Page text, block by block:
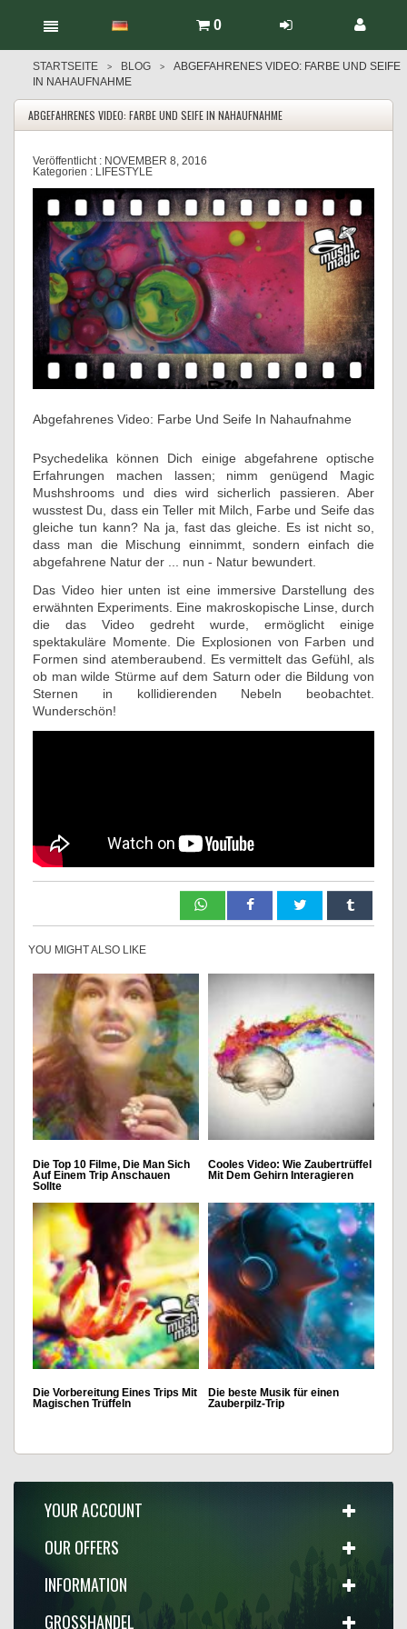
0
STARTSEITE > BLOG >
ABGEFAHRENES VIDEO: FARBE UND SEIFE
IN NAHAUFNAHME
ABGEFAHRENES VIDEO: FARBE UND SEIFE IN NAHAUFNAHME
Veröffentlicht : NOVEMBER 8, 2016
Kategorien : LIFESTYLE
Abgefahrenes Video: Farbe Und Seife In Nahaufnahme
Psychedelika können Dich einige abgefahrene optische
Erfahrungen machen lassen; nimm genügend Magic
Mushshrooms und dies wird sicherlich passieren. Aber
wusstest Du, dass ein Teller mit Milch, Farbe und Seife das
gleiche tun kann? Na ja, fast das gleiche. Es ist nicht so,
dass man die Mischung einnimmt, sondern einfach die
abgefahrene Natur der ... nun - Natur bewundert.
Das Video hier unten ist eine immersive Darstellung des
erwähnten Experiments. Eine makroskopische Linse, durch
die das Video gedreht wurde, ermöglicht einige
spektakuläre Momente. Die Explosionen von Farben und
Formen sind atemberaubend. Es vermittelt das Gefühl, als
ob man wilde Stürme auf dem Saturn oder die Bildung von
Sternen in kollidierenden Nebeln beobachtet.
Wunderschön!
YOU MIGHT ALSO LIKE
Die Top 10 Filme, Die Man Sich
Auf Einem Trip Anschauen
Sollte
Cooles Video: Wie Zaubertrüffel
Mit Dem Gehirn Interagieren
Die Vorbereitung Eines Trips Mit
Magischen Trüffeln
Die beste Musik für einen
Zauberpilz-Trip
YOUR ACCOUNT
OUR OFFERS
INFORMATION
GROSSHANDEL